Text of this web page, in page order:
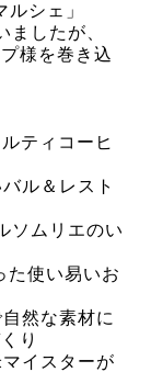
シェ」
ましたが、
様を巻き込
ティコーヒ
ル＆レスト
ソムリエのい
た使い易いお
然な素材に
り
イスターが